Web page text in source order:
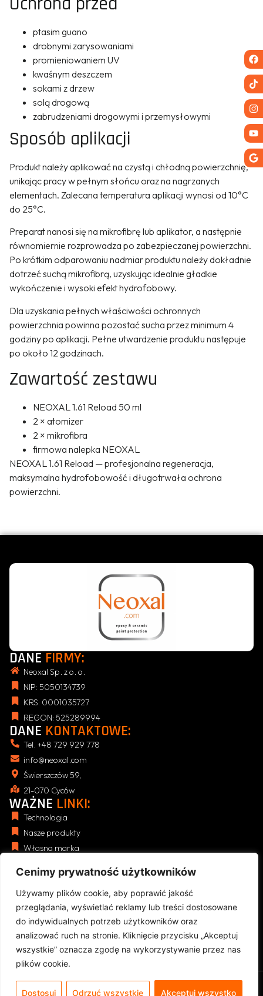
Cenimy prywatność użytkowników
Używamy plików cookie, aby poprawić jakość
przeglądania, wyświetlać reklamy lub treści dostosowane
do indywidualnych potrzeb użytkowników oraz
analizować ruch na stronie. Kliknięcie przycisku „Akceptuj
wszystkie” oznacza zgodę na wykorzystywanie przez nas
plików cookie.
Dostosuj Odrzuć wszystkie Akceptuj wszystko
ptasim guano
drobnymi zarysowaniami
promieniowaniem UV
kwaśnym deszczem
sokami z drzew
solą drogową
zabrudzeniami drogowymi i przemysłowymi
Sposób aplikacji
Produkt należy aplikować na czystą i chłodną powierzchnię,
unikając pracy w pełnym słońcu oraz na nagrzanych
elementach. Zalecana temperatura aplikacji wynosi od 10°C
do 25°C.
Preparat nanosi się na mikrofibrę lub aplikator, a następnie
równomiernie rozprowadza po zabezpieczanej powierzchni.
Po krótkim odparowaniu nadmiar produktu należy dokładnie
dotrzeć suchą mikrofibrą, uzyskując idealnie gładkie
wykończenie i wysoki efekt hydrofobowy.
Dla uzyskania pełnych właściwości ochronnych
powierzchnia powinna pozostać sucha przez minimum 4
godziny po aplikacji. Pełne utwardzenie produktu następuje
po około 12 godzinach.
Zawartość zestawu
NEOXAL 1.61 Reload 50 ml
2 × atomizer
2 × mikrofibra
firmowa nalepka NEOXAL
NEOXAL 1.61 Reload — profesjonalna regeneracja,
maksymalna hydrofobowość i długotrwała ochrona
powierzchni.
DANE FIRMY:
Neoxal Sp. z o. o.
NIP: 5050134739
KRS: 0001035727
REGON: 525289994
DANE KONTAKTOWE:
Tel. +48 729 929 778
info@neoxal.com
Świerszczów 59,
21-070 Cyców
WAŻNE LINKI:
Technologia
Nasze produkty
Własna marka
NASZEREGULAMINY:
Polityka Prywatności (RODO)
Regulamin Sklepu
Zwroty i reklamacje
Koszty dostawy i płatności
Copyright © 2026r. NEOXAL. Projekt i realizacja strony
internetowej DKRONOS.PL